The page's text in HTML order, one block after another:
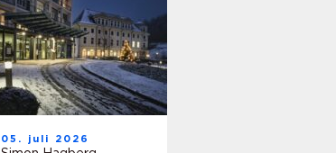
05. juli 2026